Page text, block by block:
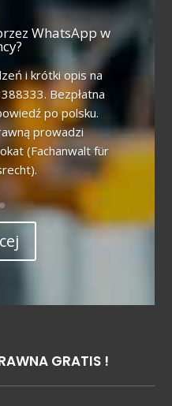
WhatsApp w
i krótki opis na
Bezpłatna
po polsku.
prowadzi
(Fachanwalt für
GRATIS !